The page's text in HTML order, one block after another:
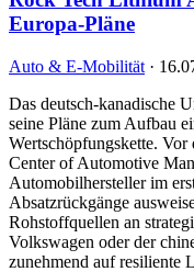
Europa-Pläne
Auto & E-Mobilität ·
Das deutsch-kanadische
seine Pläne zum Aufbau
Wertschöpfungskette.
Center of Automotive
Automobilhersteller im
Absatzrückgänge
Rohstoffquellen an
Volkswagen oder der
zunehmend auf resiliente